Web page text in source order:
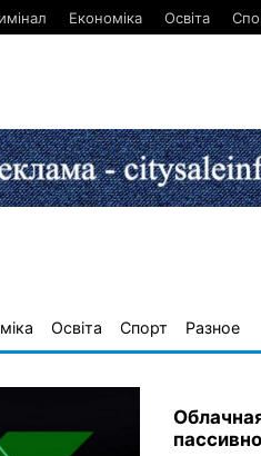
Економіка Освіта
Освіта Спорт Разное